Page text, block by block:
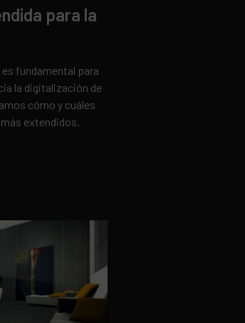
para la
fundamental para
la digitalización de
cómo y cuáles
extendidos.